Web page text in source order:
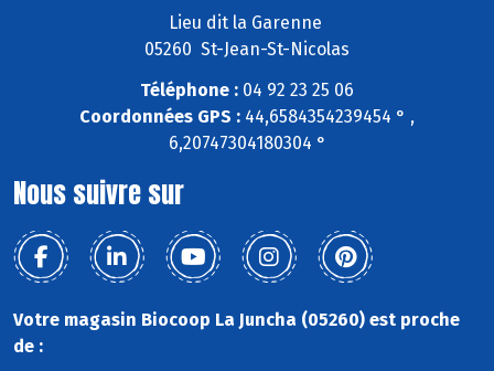
Lieu dit la Garenne
05260 St-Jean-St-Nicolas
Téléphone : 04 92 23 25 06
Coordonnées GPS : 44,6584354239454 ° ,
6,20747304180304 °
Nous suivre sur
Votre magasin Biocoop La Juncha (05260) est proche
de :